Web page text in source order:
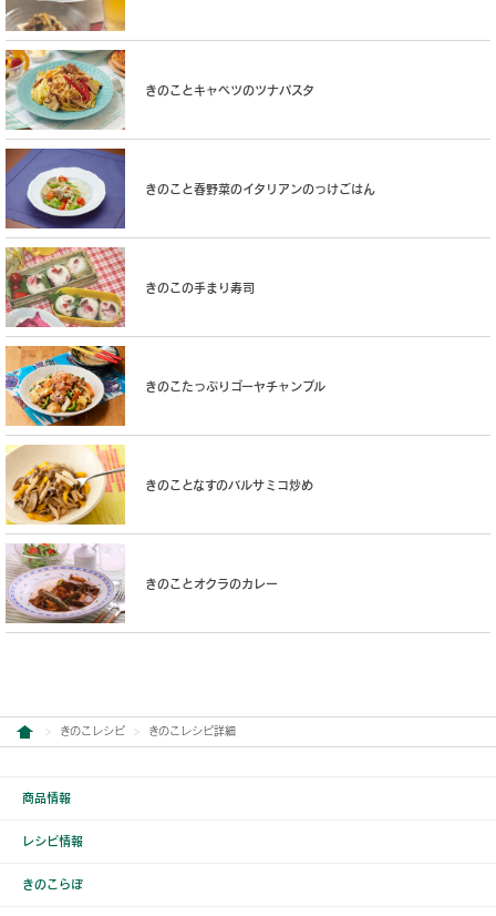
きのことキャベツのツナパスタ
きのこと春野菜のイタリアンのっけごはん
きのこの手まり寿司
きのこたっぷりゴーヤチャンプル
きのことなすのバルサミコ炒め
きのことオクラのカレー
きのこレシピ きのこレシピ詳細
商品情報
レシピ情報
きのこらぼ